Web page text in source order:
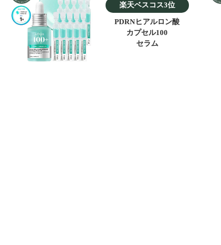
楽天ベスコス3位
PDRNヒアルロン酸
カプセル100
セラム